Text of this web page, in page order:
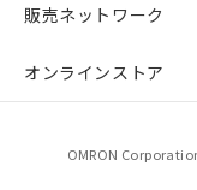
販売ネットワーク
オンラインストア
OMRON